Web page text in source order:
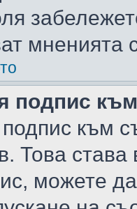
мненията
подпис
към
Това
можете